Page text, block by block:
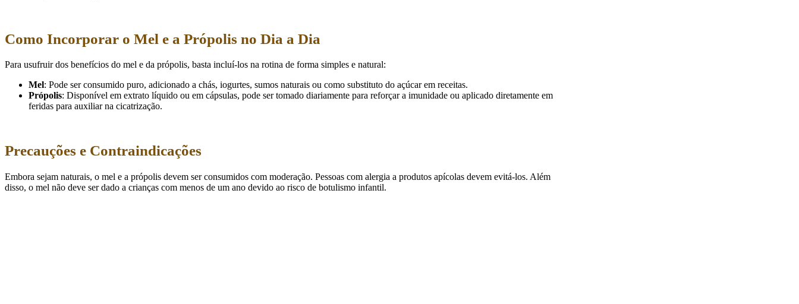
Como Incorporar o Mel e a Própolis no Dia a Dia
Para usufruir dos benefícios do mel e da própolis, basta incluí-los na rotina de forma simples e natural:
Mel: Pode ser consumido puro, adicionado a chás, iogurtes, sumos naturais ou como substituto do açúcar em receitas.
Própolis: Disponível em extrato líquido ou em cápsulas, pode ser tomado diariamente para reforçar a imunidade ou aplicado diretamente em
feridas para auxiliar na cicatrização.
Precauções e Contraindicações
Embora sejam naturais, o mel e a própolis devem ser consumidos com moderação. Pessoas com alergia a produtos apícolas devem evitá-los. Além
disso, o mel não deve ser dado a crianças com menos de um ano devido ao risco de botulismo infantil.